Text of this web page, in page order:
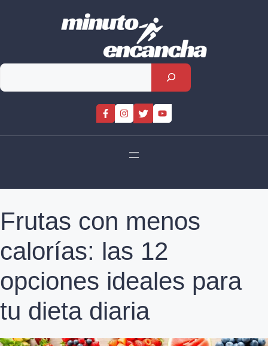
Rechercher
Frutas con menos
calorías: las 12
opciones ideales para
tu dieta diaria